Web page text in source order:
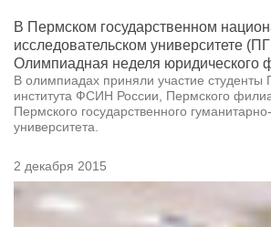
В Пермском государственном
исследовательском университете
Олимпиадная неделя юридического
В олимпиадах приняли участие
института ФСИН России, Пермского
Пермского государственного
университета.
2 декабря 2015